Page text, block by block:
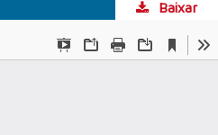
Baixar